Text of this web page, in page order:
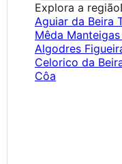
Explora a região
Aguiar da Beira
Mêda
Algodres
Celorico da
Côa